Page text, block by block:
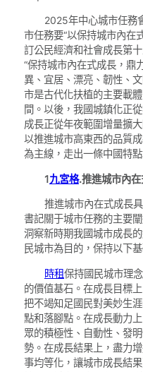
2025年中心城市任務
市任務要“以保持城市內在
訂公民經濟和社會成長第
“保持城市內在式成長，鼎
異、宜居、漂亮、韌性、
市是古代化扶植的主要載
間。以後，我國城鎮化正
成長正從年夜範圍增量擴
以推進城市高東西的品質
為主線，走出一條中國特
1九宮格.推進城市內
推進城市內在式成長
書記關于城市任務的主要
洞察新時期我國城市成長
民城市為目的，保持以下
時租保持國民城市理
的價值基石。在成長目標
把不竭知足國民對美妙生
點和落腳點。在成長動力
眾的積極性、自動性、發
勢。在成長結果上，盡力
事均等化，讓城市成長結